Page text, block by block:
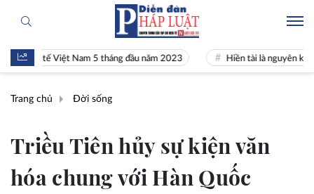
kinh tế Việt Nam 5 tháng đầu năm 2023 Hiền tài là nguyên khí
Trang chủ Đời sống
Triều Tiên hủy sự kiện văn
hóa chung với Hàn Quốc